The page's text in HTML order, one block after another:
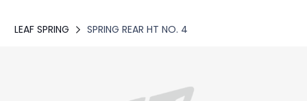
LEAF SPRING SPRING REAR HT NO. 4